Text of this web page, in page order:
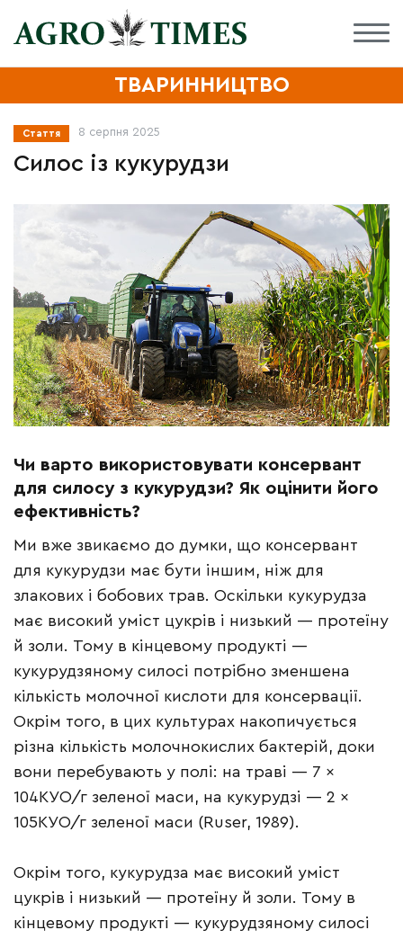
ТВАРИННИЦТВО
Стаття 8 серпня 2025
Силос із кукурудзи
Чи варто використовувати консервант
для силосу з кукурудзи? Як оцінити його
ефективність?
Ми вже звикаємо до думки, що консервант
для кукурудзи має бути іншим, ніж для
злакових і бобових трав. Оскільки кукурудза
має високий уміст цукрів і низький — протеїну
й золи. Тому в кінцевому продукті —
кукурудзяному силосі потрібно зменшена
кількість молочної кислоти для консервації.
Окрім того, в цих культурах накопичується
різна кількість молочнокислих бактерій, доки
вони перебувають у полі: на траві — 7 ×
104КУО/г зеленої маси, на кукурудзі — 2 ×
105КУО/г зеленої маси (Ruser, 1989).
Окрім того, кукурудза має високий уміст
цукрів і низький — протеїну й золи. Тому в
кінцевому продукті — кукурудзяному силосі